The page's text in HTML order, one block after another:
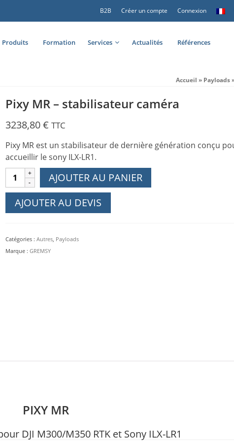
B2B Créer un compte Connexion
Produits Formation Services Actualités Références
Accueil » Payloads
Pixy MR – stabilisateur caméra
3238,80€ TTC
Pixy MR est un stabilisateur de dernière génération conçu
accueillir le sony ILX-LR1.
quantité
de
Pixy
MR
caméra
AJOUTER AU PANIER
AJOUTER AU DEVIS
Catégories : Autres, Payloads
Marque : GREMSY
PIXY MR
DJI M300/M350 RTK et Sony ILX-LR1